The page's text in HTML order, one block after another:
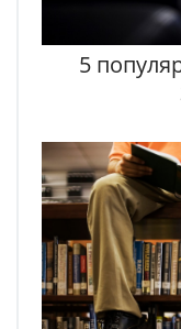
5